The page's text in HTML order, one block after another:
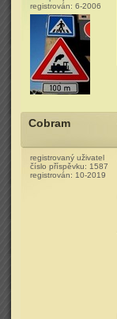
registrován: 6-2006
Cobram
registrovaný uživatel
číslo příspěvku: 1587
registrován: 10-2019